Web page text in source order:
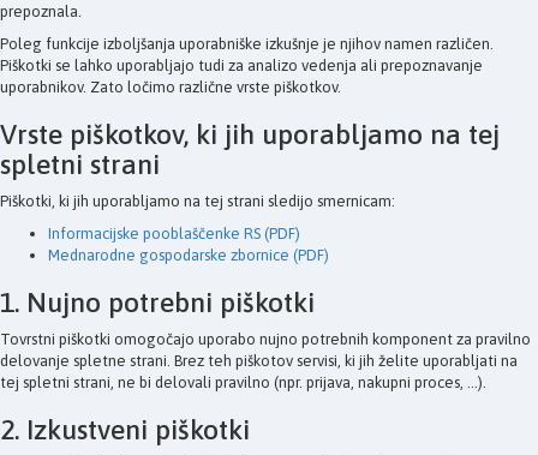
prepoznala.
Poleg funkcije izboljšanja uporabniške izkušnje je njihov namen različen.
Piškotki se lahko uporabljajo tudi za analizo vedenja ali prepoznavanje
uporabnikov. Zato ločimo različne vrste piškotkov.
Vrste piškotkov, ki jih uporabljamo na tej
spletni strani
Piškotki, ki jih uporabljamo na tej strani sledijo smernicam:
Informacijske pooblaščenke RS (PDF)
Mednarodne gospodarske zbornice (PDF)
1. Nujno potrebni piškotki
Tovrstni piškotki omogočajo uporabo nujno potrebnih komponent za pravilno
delovanje spletne strani. Brez teh piškotov servisi, ki jih želite uporabljati na
tej spletni strani, ne bi delovali pravilno (npr. prijava, nakupni proces, ...).
2. Izkustveni piškotki